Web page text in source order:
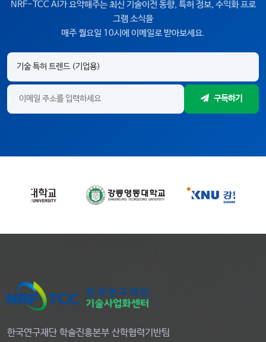
NRF-TCC AI가 요약해주는 최신 기술이전 동향, 특허 정보, 수익화 프로
그램 소식을
매주 월요일 10시에 이메일로 받아보세요.
구독하기
한국연구재단 학술진흥본부 산학협력기반팀